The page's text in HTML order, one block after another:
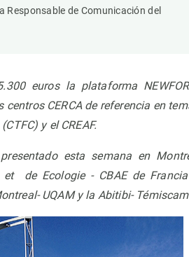
Responsable de Comunicación del
euros la plataforma
CERCA de referencia en
y el CREAF.
esta semana en
de Ecologie - CBAE de
UQAM y la Abitibi-